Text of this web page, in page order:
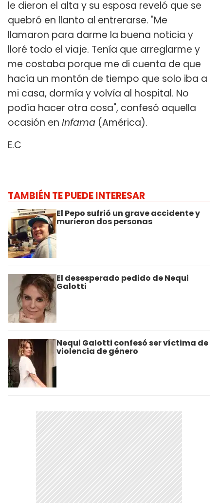
le dieron el alta y su esposa reveló que se
quebró en llanto al entrerarse. "Me
llamaron para darme la buena noticia y
lloré todo el viaje. Tenía que arreglarme y
me costaba porque me di cuenta de que
hacía un montón de tiempo que solo iba a
mi casa, dormía y volvía al hospital. No
podía hacer otra cosa", confesó aquella
ocasión en Infama (América).
E.C
TAMBIÉN TE PUEDE INTERESAR
El Pepo sufrió un grave accidente y
murieron dos personas
El desesperado pedido de Nequi
Galotti
Nequi Galotti confesó ser víctima de
violencia de género